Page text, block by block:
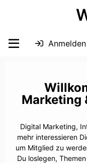
Anmelden
Marketing
Digital Marketing,
mehr interessieren
um Mitglied zu
Du loslegen,